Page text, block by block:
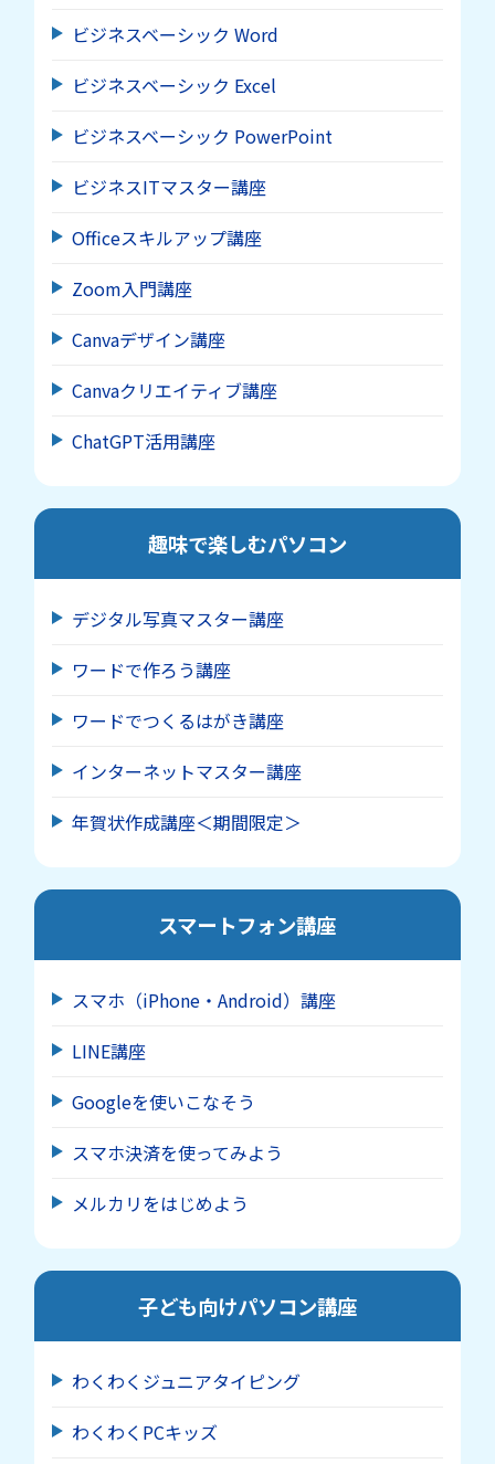
ビジネスベーシック Word
ビジネスベーシック Excel
ビジネスベーシック PowerPoint
ビジネスITマスター講座
Officeスキルアップ講座
Zoom入門講座
Canvaデザイン講座
Canvaクリエイティブ講座
ChatGPT活用講座
趣味で楽しむパソコン
デジタル写真マスター講座
ワードで作ろう講座
ワードでつくるはがき講座
インターネットマスター講座
年賀状作成講座＜期間限定＞
スマートフォン講座
スマホ（iPhone・Android）講座
LINE講座
Googleを使いこなそう
スマホ決済を使ってみよう
メルカリをはじめよう
子ども向けパソコン講座
わくわくジュニアタイピング
わくわくPCキッズ